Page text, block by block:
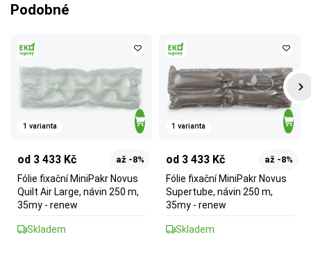
Podobné
1 varianta
od 3 433 Kč až -8%
Fólie fixační MiniPakr Novus
Quilt Air Large, návin 250 m,
35my - renew
Skladem
1 varianta
od 3 433 Kč až -8%
Fólie fixační MiniPakr Novus
Supertube, návin 250 m,
35my - renew
Skladem